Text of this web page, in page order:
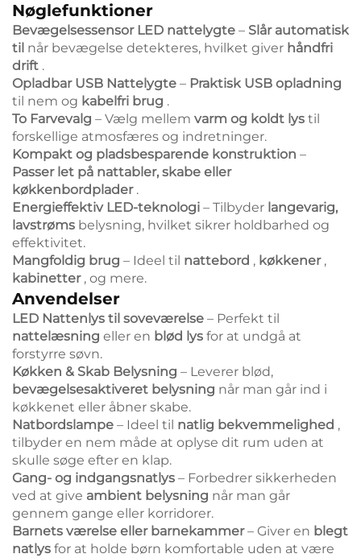
Nøglefunktioner
Bevægelsessensor LED nattelygte – Slår automatisk
til når bevægelse detekteres, hvilket giver håndfri
drift .
Opladbar USB Nattelygte – Praktisk USB opladning
til nem og kabelfri brug .
To Farvevalg – Vælg mellem varm og koldt lys til
forskellige atmosfæres og indretninger.
Kompakt og pladsbesparende konstruktion –
Passer let på nattabler, skabe eller
køkkenbordplader .
Energieffektiv LED-teknologi – Tilbyder langevarig,
lavstrøms belysning, hvilket sikrer holdbarhed og
effektivitet.
Mangfoldig brug – Ideel til nattebord , køkkener ,
kabinetter , og mere.
Anvendelser
LED Nattenlys til soveværelse – Perfekt til
nattelæsning eller en blød lys for at undgå at
forstyrre søvn.
Køkken & Skab Belysning – Leverer blød,
bevægelsesaktiveret belysning når man går ind i
køkkenet eller åbner skabe.
Natbordslampe – Ideel til natlig bekvemmelighed ,
tilbyder en nem måde at oplyse dit rum uden at
skulle søge efter en klap.
Gang- og indgangsnatlys – Forbedrer sikkerheden
ved at give ambient belysning når man går
gennem gange eller korridorer.
Barnets værelse eller barnekammer– Giver en blegt
natlys for at holde børn komfortable uden at være